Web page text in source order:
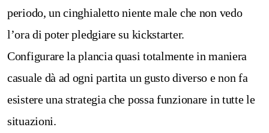
periodo, un cinghialetto niente male che non vedo
l’ora di poter pledgiare su kickstarter.
Configurare la plancia quasi totalmente in maniera
casuale dà ad ogni partita un gusto diverso e non fa
esistere una strategia che possa funzionare in tutte le
situazioni.